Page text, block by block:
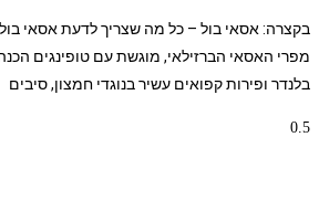
בקצרה: אסאי בול – כל מה שצריך לדעת אסאי
בלנדר ופירות קפואים עשיר בנוגדי חמצון, סיבים